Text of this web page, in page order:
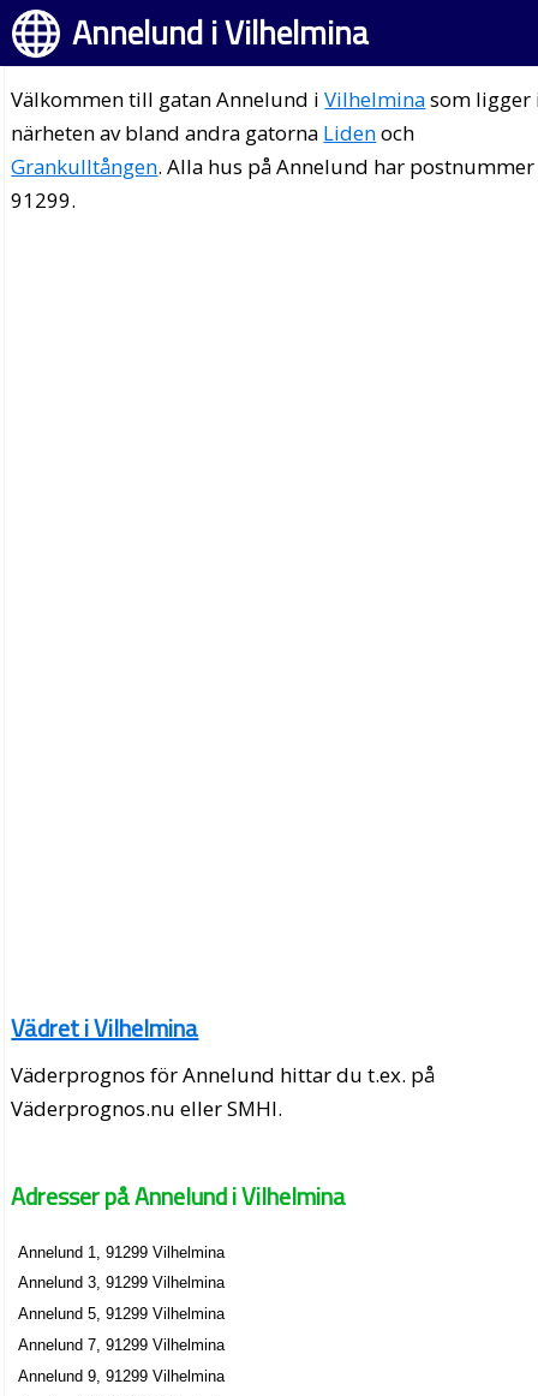
Annelund i Vilhelmina
Välkommen till gatan Annelund iVilhelminasom ligger
närheten av bland andra gatorna Lidenoch
Grankulltången. Alla hus på Annelund har postnummer
91299.
Vädret i Vilhelmina
Väderprognos för Annelund hittar du t.ex. på
Väderprognos.nu eller SMHI.
Adresser på Annelund i Vilhelmina
Annelund 1, 91299 Vilhelmina
Annelund 3, 91299 Vilhelmina
Annelund 5, 91299 Vilhelmina
Annelund 7, 91299 Vilhelmina
Annelund 9, 91299 Vilhelmina